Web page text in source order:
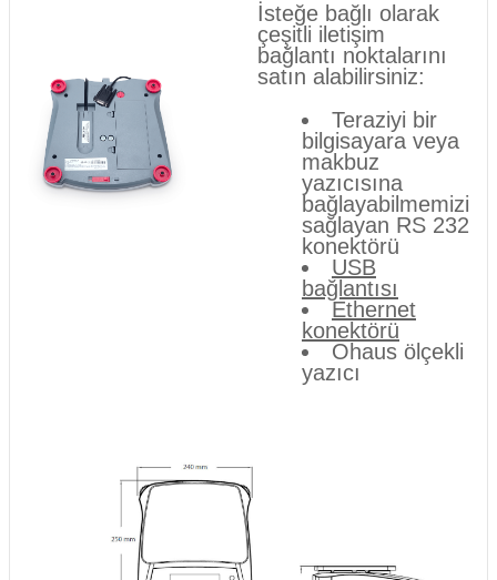
İsteğe bağlı olarak
çeşitli iletişim
bağlantı noktalarını
satın alabilirsiniz:
Teraziyi bir
bilgisayara veya
makbuz
yazıcısına
bağlayabilmemizi
sağlayan RS 232
konektörü
USB
bağlantısı
Ethernet
konektörü
Ohaus ölçekli
yazıcı